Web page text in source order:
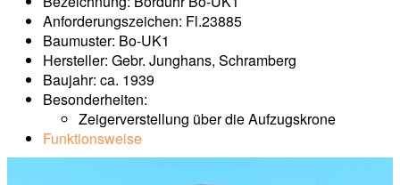
Anforderungszeichen: Fl.23885
Baumuster: Bo-UK1
Hersteller: Gebr. Junghans, Schramberg
Baujahr: ca. 1939
Besonderheiten:
Zeigerverstellung über die Aufzugskrone
Funktionsweise